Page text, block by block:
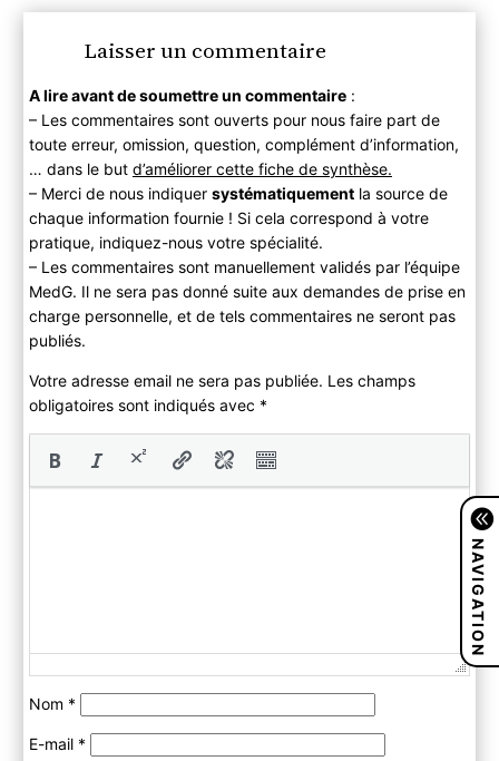
Laisser un commentaire
A lire avant de soumettre un commentaire:
– Les commentaires sont ouverts pour nous faire part de
toute erreur, omission, question, complément d’information,
… dans le but d’améliorer cette fiche de synthèse.
– Merci de nous indiquer systématiquementla source de
chaque information fournie ! Si cela correspond à votre
pratique, indiquez-nous votre spécialité.
– Les commentaires sont manuellement validés par l’équipe
MedG. Il ne sera pas donné suite aux demandes de prise en
charge personnelle, et de tels commentaires ne seront pas
publiés.
Votre adresse email ne sera pas publiée. Les champs
obligatoires sont indiqués avec *
Nom *
E-mail *
NAVIGATION